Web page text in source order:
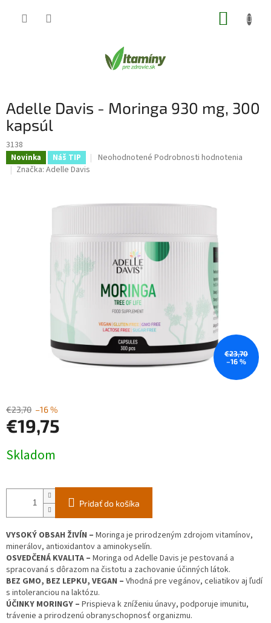
Adelle Davis - Moringa 930 mg, 300
kapsúl
3138
Novinka Náš TIP
Priemerné
0,0
hviezdičiek.
Neohodnotené Podrobnosti hodnotenia
Značka: Adelle Davis
€23,70
–16 %
€23,70 –16 %
€19,75
cena:
Skladom
Pridať do košíka
VYSOKÝ OBSAH ŽIVÍN – Moringa je prirodzeným zdrojom vitamínov,
minerálov, antioxidantov a aminokyselín.
OSVEDČENÁ KVALITA – Moringa od Adelle Davis je pestovaná a
spracovaná s dôrazom na čistotu a zachovanie účinných látok.
BEZ GMO, BEZ LEPKU, VEGAN – Vhodná pre vegánov, celiatikov aj ľudí
s intoleranciou na laktózu.
ÚČINKY MORINGY – Prispieva k zníženiu únavy, podporuje imunitu,
trávenie a prirodzenú obranyschopnosť organizmu.